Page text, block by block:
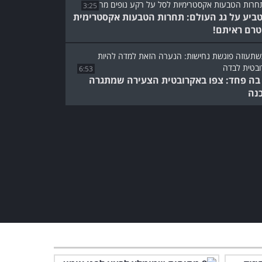
3:25
על גג העולם: תחרות הטבעות אקסטרימית
טרם ראיתם!
6:53
בה פחד: צפו באקרובטית הצעירה שמתגרה
כדורסל שכזאת... פשוט